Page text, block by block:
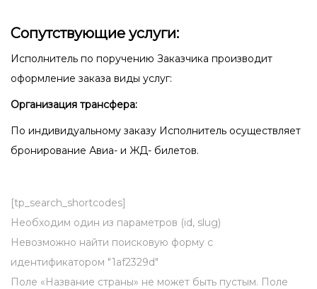
Сопутствующие услуги:
Исполнитель по поручению Заказчика производит
оформление заказа виды услуг:
Организация трансфера:
По индивидуальному заказу Исполнитель осуществляет
бронирование Авиа- и ЖД- билетов.
[tp_search_shortcodes]
Необходим один из параметров (id, slug)
Невозможно найти поисковую форму с
идентификатором "1af2329d"
Поле «Название страны» не может быть пустым. Поле